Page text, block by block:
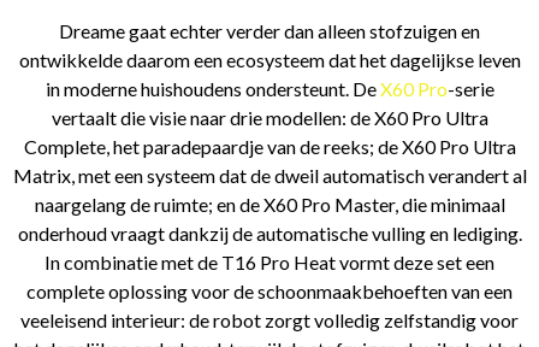
Dreame gaat echter verder dan alleen stofzuigen en
ontwikkelde daarom een ecosysteem dat het dagelijkse leven
in moderne huishoudens ondersteunt. DeX60 Pro-serie
vertaalt die visie naar drie modellen: de X60 Pro Ultra
Complete, het paradepaardje van de reeks; de X60 Pro Ultra
Matrix, met een systeem dat de dweil automatisch verandert al
naargelang de ruimte; en de X60 Pro Master, die minimaal
onderhoud vraagt dankzij de automatische vulling en lediging.
In combinatie met de T16 Pro Heat vormt deze set een
complete oplossing voor de schoonmaakbehoeften van een
veeleisend interieur: de robot zorgt volledig zelfstandig voor